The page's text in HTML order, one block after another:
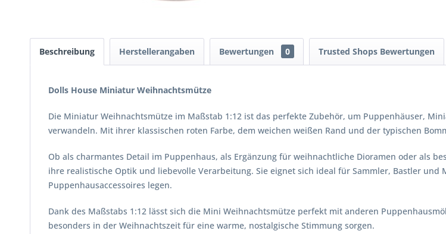
Beschreibung Herstellerangaben Bewertungen 0 Trusted Shops Bewertungen
Dolls House Miniatur Weihnachtsmütze
Die Miniatur Weihnachtsmütze im Maßstab 1:12 ist das perfekte Zubehör, um Puppenhäuser,
verwandeln. Mit ihrer klassischen roten Farbe, dem weichen weißen Rand und der typischen
Ob als charmantes Detail im Puppenhaus, als Ergänzung für weihnachtliche Dioramen oder als
ihre realistische Optik und liebevolle Verarbeitung. Sie eignet sich ideal für Sammler, Bastler
Puppenhausaccessoires legen.
Dank des Maßstabs 1:12 lässt sich die Mini Weihnachtsmütze perfekt mit anderen
besonders in der Weihnachtszeit für eine warme, nostalgische Stimmung sorgen.